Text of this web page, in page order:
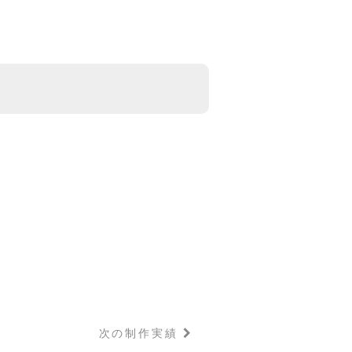
次の制作実績